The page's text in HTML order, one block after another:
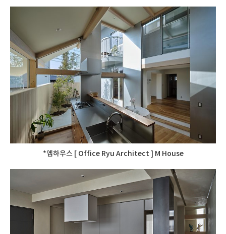
*엠하우스 [ Office Ryu Architect ] M House